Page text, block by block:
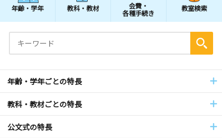
年齢・学年 教科・教材 会費・
各種手続き
教室検索
年齢・学年ごとの特長
教科・教材ごとの特長
公文式の特長